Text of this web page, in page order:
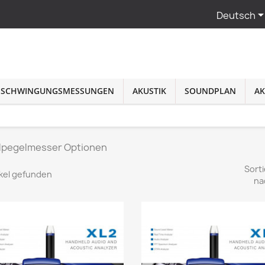
Deutsch
SCHWINGUNGSMESSUNGEN AKUSTIK SOUNDPLAN
Optionen
gefunden